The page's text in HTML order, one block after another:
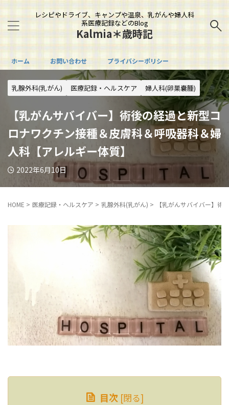
レシピやドライブ、キャンプや温泉、乳がんや婦人科
系医療記録などのBlog
Kalmia＊歳時記
ホーム お問い合わせ プライバシーポリシー
乳腺外科(乳がん) 医療記録・ヘルスケア 婦人科(卵巣嚢腫)
【乳がんサバイバー】術後の経過と新型コ
ロナワクチン接種＆皮膚科＆呼吸器科＆婦
人科【アレルギー体質】
2022年6月10日
HOME > 医療記録・ヘルスケア > 乳腺外科(乳がん) > 【乳がんサバイバー】
目次 [閉る]